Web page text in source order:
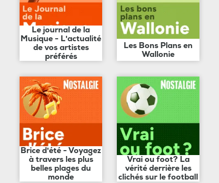
Le journal de la
Musique - L'actualité
de vos artistes
préférés
Les Bons Plans en
Wallonie
Brice d'été - Voyagez
à travers les plus
belles plages du
monde
Vrai ou foot? La
vérité derrière les
clichés sur le football